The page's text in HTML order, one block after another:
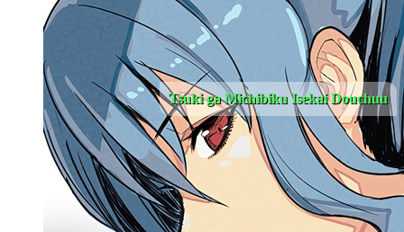
Tsuki ga Michibiku Isekai Douchuu